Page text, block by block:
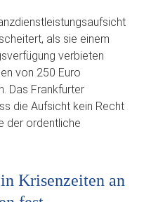
als sie einem
verbieten
von 250 Euro
Das Frankfurter
die Aufsicht kein Recht
der ordentliche
Krisenzeiten an